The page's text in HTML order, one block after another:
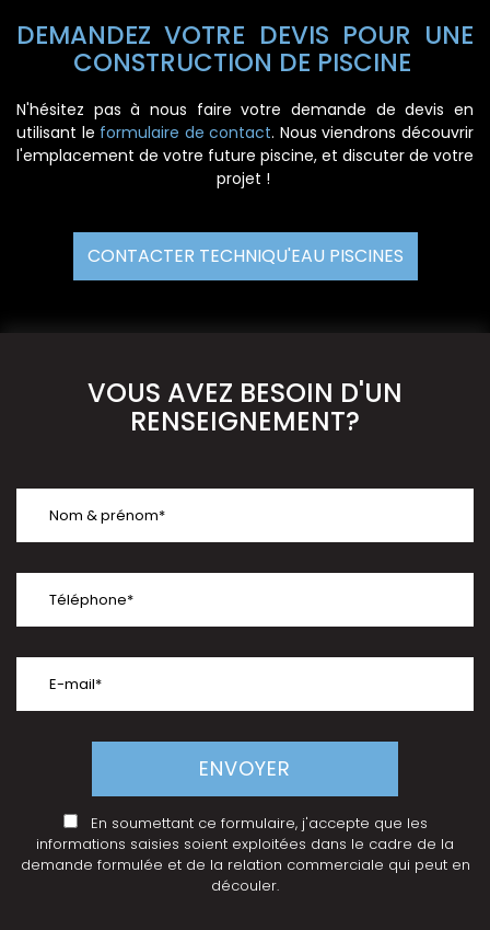
DEMANDEZ VOTRE DEVIS POUR UNE
CONSTRUCTION DE PISCINE
N'hésitez pas à nous faire votre demande de devis en
utilisant le formulaire de contact. Nous viendrons découvrir
l'emplacement de votre future piscine, et discuter de votre
projet !
CONTACTER TECHNIQU'EAU PISCINES
VOUS AVEZ BESOIN D'UN
RENSEIGNEMENT?
En soumettant ce formulaire, j'accepte que les
informations saisies soient exploitées dans le cadre de la
demande formulée et de la relation commerciale qui peut en
découler.